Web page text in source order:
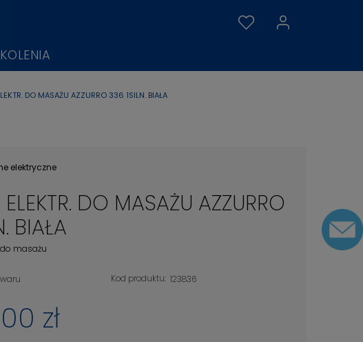
DO MASAŻU AZZURRO 336 1SILN. BIAŁA
elektryczne
DO MASAŻU AZZURRO
BIAŁA
masażu
Kod produktu: 123836
zł